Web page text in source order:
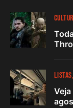
LISTAS